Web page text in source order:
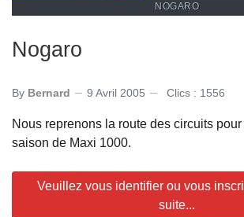
NOGARO
Nogaro
By Bernard 9 Avril 2005 Clics : 1556
Nous reprenons la route des circuits
saison de Maxi 1000.
Veuillez vous identifier ou vous
suite...